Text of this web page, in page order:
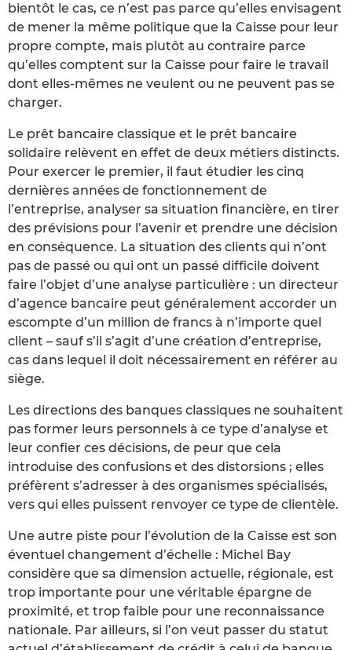
bientôt le cas, ce n’est pas parce qu’elles envisagent
de mener la même politique que la Caisse pour leur
propre compte, mais plutôt au contraire parce
qu’elles comptent sur la Caisse pour faire le travail
dont elles-mêmes ne veulent ou ne peuvent pas se
charger.
Le prêt bancaire classique et le prêt bancaire
solidaire relèvent en effet de deux métiers distincts.
Pour exercer le premier, il faut étudier les cinq
dernières années de fonctionnement de
l’entreprise, analyser sa situation financière, en tirer
des prévisions pour l’avenir et prendre une décision
en conséquence. La situation des clients qui n’ont
pas de passé ou qui ont un passé difficile doivent
faire l’objet d’une analyse particulière : un directeur
d’agence bancaire peut généralement accorder un
escompte d’un million de francs à n’importe quel
client – sauf s’il s’agit d’une création d’entreprise,
cas dans lequel il doit nécessairement en référer au
siège.
Les directions des banques classiques ne souhaitent
pas former leurs personnels à ce type d’analyse et
leur confier ces décisions, de peur que cela
introduise des confusions et des distorsions ; elles
préfèrent s’adresser à des organismes spécialisés,
vers qui elles puissent renvoyer ce type de clientèle.
Une autre piste pour l’évolution de la Caisse est son
éventuel changement d’échelle : Michel Bay
considère que sa dimension actuelle, régionale, est
trop importante pour une véritable épargne de
proximité, et trop faible pour une reconnaissance
nationale. Par ailleurs, si l’on veut passer du statut